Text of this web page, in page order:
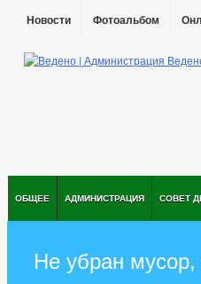
Новости Фотоальбом
ОБЩЕЕ АДМИНИСТРАЦИЯ СОВЕТ
Не убран